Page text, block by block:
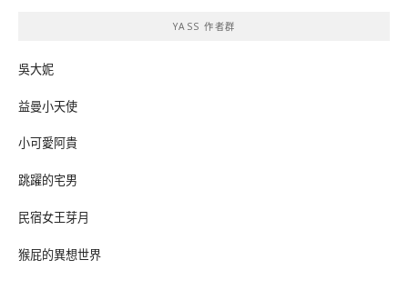
YASS 作者群
吳大妮
益曼小天使
小可愛阿貴
跳躍的宅男
民宿女王芽月
猴屁的異想世界